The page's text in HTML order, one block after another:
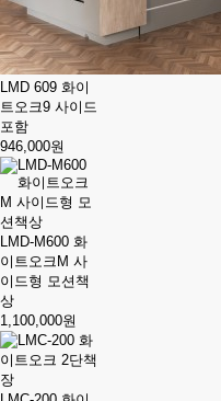
LMD 609 화이
트오크9 사이드
포함
946,000원
LMD-M600 화
이트오크M 사
이드형 모션책
상
1,100,000원